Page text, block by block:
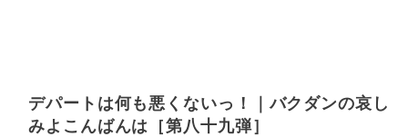
デパートは何も悪くないっ！｜バクダンの哀し
みよこんばんは［第八十九弾］